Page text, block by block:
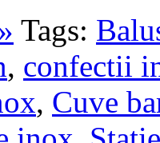
Tags:
, confectii
, Cuve